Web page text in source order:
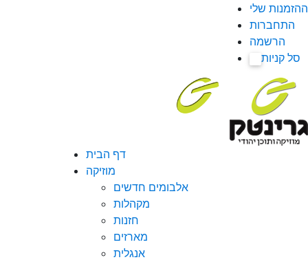
ההזמנות שלי
התחברות
הרשמה
סל קניות
דף הבית
מוזיקה
אלבומים חדשים
מקהלות
חזנות
מארזים
אנגלית